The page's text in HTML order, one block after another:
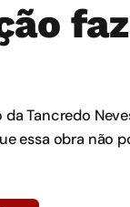
Tancredo
essa obra não